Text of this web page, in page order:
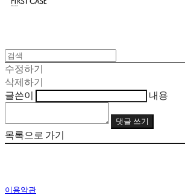
수정하기
삭제하기
글쓴이
내용
댓글 쓰기
목록으로 가기
이용약관